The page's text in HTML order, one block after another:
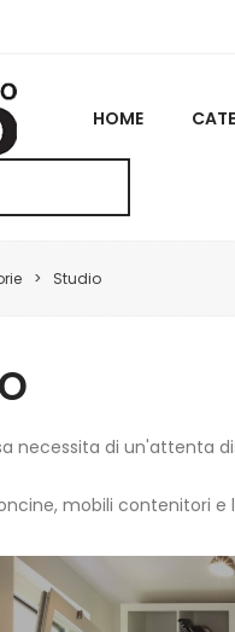
HOME
Studio
necessita di un'attenta
mobili contenitori